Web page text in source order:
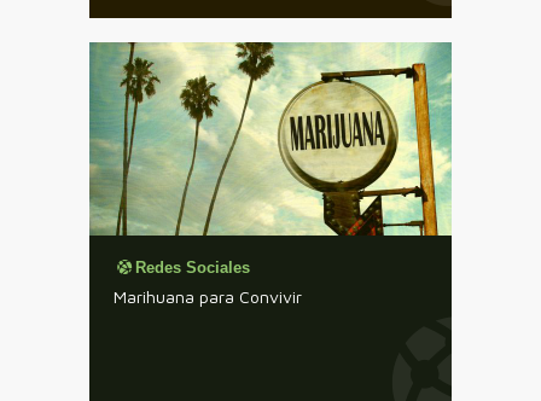
Redes Sociales
Marihuana para Convivir